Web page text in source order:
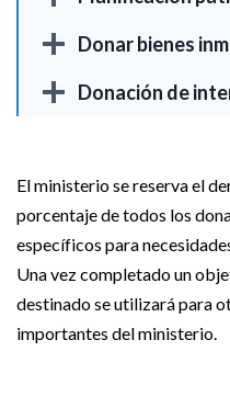
Donar bienes
Donación de
El ministerio se reserva el
porcentaje de todos los
específicos para
Una vez completado un
destinado se utilizará para
importantes del ministerio.